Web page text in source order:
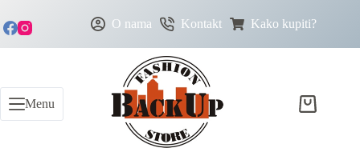
O nama Kontakt Kako kupiti?
Menu